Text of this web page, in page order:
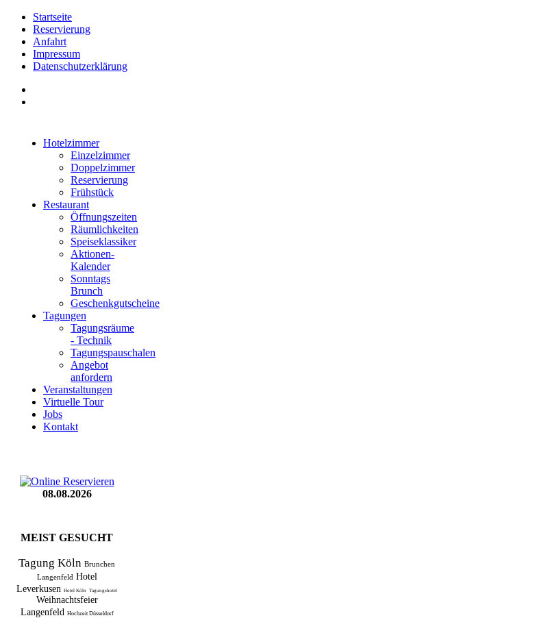
Startseite
Reservierung
Anfahrt
Impressum
Datenschutzerklärung
Hotelzimmer
Einzelzimmer
Doppelzimmer
Reservierung
Frühstück
Restaurant
Öffnungszeiten
Räumlichkeiten
Speiseklassiker
Aktionen-
Kalender
Sonntags
Brunch
Geschenkgutscheine
Tagungen
Tagungsräume
- Technik
Tagungspauschalen
Angebot
anfordern
Veranstaltungen
Virtuelle Tour
Jobs
Kontakt
08.08.2026
MEIST GESUCHT
Tagung Köln Brunchen
Langenfeld Hotel
Leverkusen Hotel Köln Tagungshotel
Weihnachtsfeier
Langenfeld Hochzeit Düsseldorf